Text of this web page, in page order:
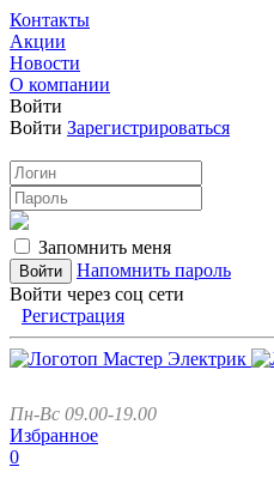
Контакты
Акции
Новости
О компании
Войти
Войти Зарегистрироваться
Запомнить меня
Напомнить пароль
Войти через соц сети
Регистрация
Пн-Вс 09.00-19.00
Избранное
0